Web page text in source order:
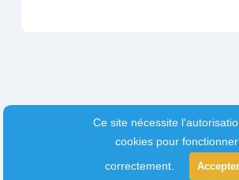
Ce site nécessite
cookies pour fonctionner
correctement.
Accepter